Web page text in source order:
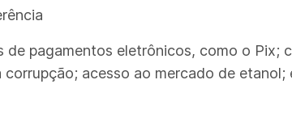
pagamentos eletrônicos, como o Pix;
acesso ao mercado de etanol;